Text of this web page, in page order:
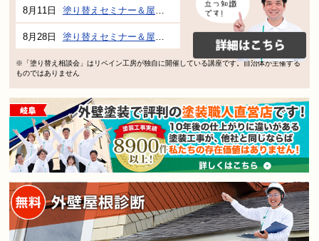
8月11日 塗り替えセミナー＆屋根、外壁の塗り替え市民講座 inぎふメディアコスモス
8月28日 塗り替えセミナー＆屋根、外壁の塗り替え市民講座 inぎふメディアコスモス
※「塗り替え相談会」はリペイン工房が独自に開催している講座です。自治体が主催する
ものではありません